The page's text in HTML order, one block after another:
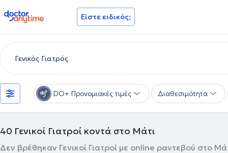
doctoranytime Είστε ειδικός;
DO+ Προνομιακές τιμές Διαθεσιμότητα
40 Γενικοί Γιατροί κοντά στο Μάτι
Δεν βρέθηκαν Γενικοί Γιατροί με online ραντεβού στο